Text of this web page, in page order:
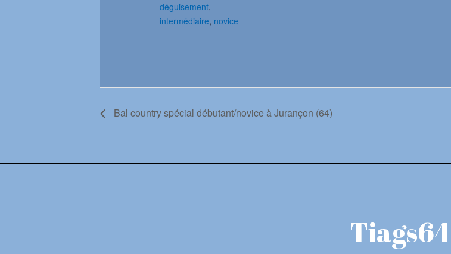
déguisement,
intermédiaire, novice
Bal country spécial débutant/novice à Jurançon (64)
Tiags64